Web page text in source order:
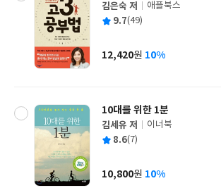
글
쓴
김은숙 저
출
사
애플북스
평 9.7(49)
가
12,420원 10%
10대를 위한 1분
글
쓴
김세유 저
출
사
이너북
평 8.6(7)
가
10,800원 10%